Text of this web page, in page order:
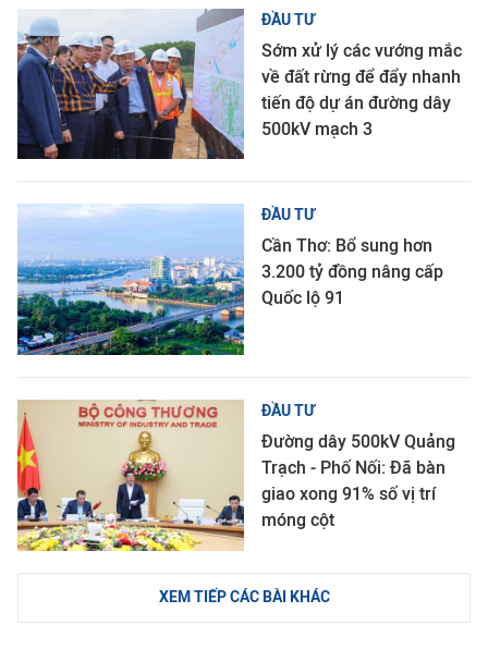
ĐẦU TƯ
Sớm xử lý các vướng mắc
về đất rừng để đẩy nhanh
tiến độ dự án đường dây
500kV mạch 3
ĐẦU TƯ
Cần Thơ: Bổ sung hơn
3.200 tỷ đồng nâng cấp
Quốc lộ 91
ĐẦU TƯ
Đường dây 500kV Quảng
Trạch - Phố Nối: Đã bàn
giao xong 91% số vị trí
móng cột
XEM TIẾP CÁC BÀI KHÁC